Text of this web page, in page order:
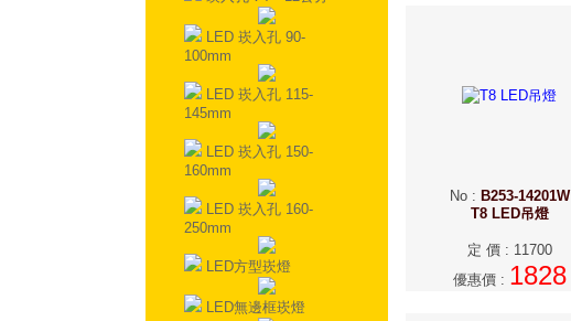
LED 崁入孔 90-
100mm
LED 崁入孔 115-
145mm
LED 崁入孔 150-
160mm
LED 崁入孔 160-
250mm
LED方型崁燈
LED無邊框崁燈
No: B253-14201W
T8 LED吊燈
定 價: 11700
優惠價: 1828